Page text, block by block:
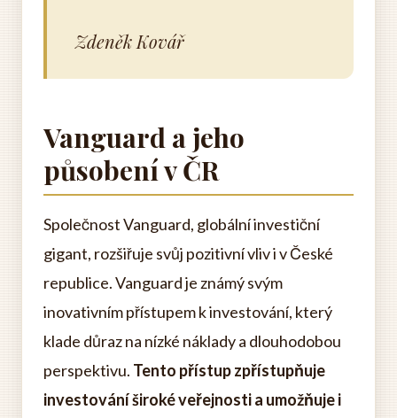
Zdeněk Kovář
Vanguard a jeho
působení v ČR
Společnost Vanguard, globální investiční
gigant, rozšiřuje svůj pozitivní vliv i v České
republice. Vanguard je známý svým
inovativním přístupem k investování, který
klade důraz na nízké náklady a dlouhodobou
perspektivu. Tento přístup zpřístupňuje
investování široké veřejnosti a umožňuje i